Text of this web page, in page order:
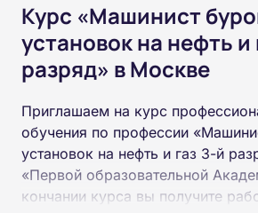
Курс «Машинист
установок на нефть и
разряд» в Москве
Приглашаем на курс
обучения по профессии
установок на нефть и газ 3-й
«Первой образовательной
кончании курса вы получите